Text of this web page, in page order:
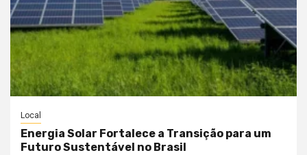
Local
Energia Solar Fortalece a Transição para um
Futuro Sustentável no Brasil